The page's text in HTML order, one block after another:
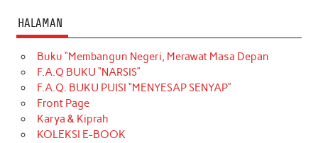
HALAMAN
Buku “Membangun Negeri, Merawat Masa Depan
F.A.Q BUKU “NARSIS”
F.A.Q. BUKU PUISI “MENYESAP SENYAP”
Front Page
Karya & Kiprah
KOLEKSI E-BOOK